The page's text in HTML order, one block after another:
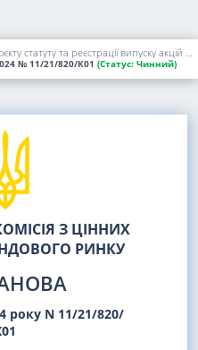
Щодо погодження проєкту статуту та реєстрації випуску акцій АКЦІОНЕРНОГО ТОВАРИСТВА "ЗАКРИТИЙ НЕДИВЕРСИФІКОВАНИЙ ВЕНЧУРНИЙ КОРПОРАТИВНИЙ ІНВЕСТИЦІЙНИЙ ФОНД "ФРІТАУН" з метою формування початкового статутного капіталу
№ 11/21/820/К01 (Статус: Чинний)
З ЦІННИХ
РИНКУ
року N 11/21/820/